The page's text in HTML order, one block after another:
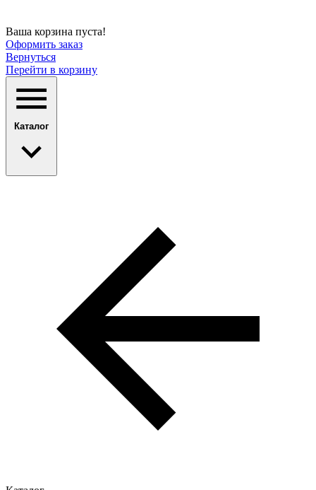
Ваша корзина пуста!
Оформить заказ
Вернуться
Перейти в корзину
Каталог